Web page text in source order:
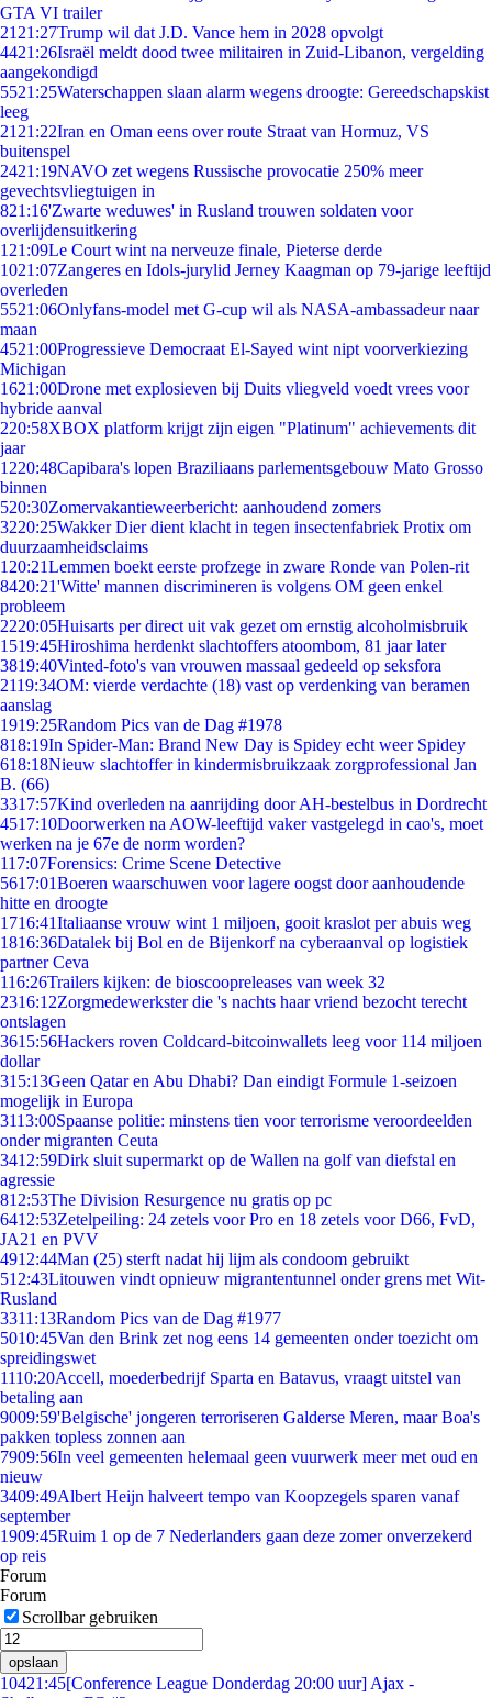
GTA VI trailer
21 21:27Trump wil dat J.D. Vance hem in 2028 opvolgt
4421:26Israël meldt dood twee militairen in Zuid-Libanon, vergelding
aangekondigd
5521:25Waterschappen slaan alarm wegens droogte: Gereedschapskist
leeg
21 21:22Iran en Oman eens over route Straat van Hormuz, VS
buitenspel
2421:19NAVO zet wegens Russische provocatie 250% meer
gevechtsvliegtuigen in
821:16'Zwarte weduwes' in Rusland trouwen soldaten voor
overlijdensuitkering
1 21:09Le Court wint na nerveuze finale, Pieterse derde
1021:07Zangeres en Idols-jurylid Jerney Kaagman op 79-jarige leeftijd
overleden
5521:06Onlyfans-model met G-cup wil als NASA-ambassadeur naar
maan
4521:00Progressieve Democraat El-Sayed wint nipt voorverkiezing
Michigan
1621:00Drone met explosieven bij Duits vliegveld voedt vrees voor
hybride aanval
220:58XBOX platform krijgt zijn eigen "Platinum" achievements dit
jaar
1220:48Capibara's lopen Braziliaans parlementsgebouw Mato Grosso
binnen
520:30Zomervakantieweerbericht: aanhoudend zomers
3220:25Wakker Dier dient klacht in tegen insectenfabriek Protix om
duurzaamheidsclaims
1 20:21Lemmen boekt eerste profzege in zware Ronde van Polen-rit
8420:21'Witte' mannen discrimineren is volgens OM geen enkel
probleem
2220:05Huisarts per direct uit vak gezet om ernstig alcoholmisbruik
1519:45Hiroshima herdenkt slachtoffers atoombom, 81 jaar later
3819:40Vinted-foto's van vrouwen massaal gedeeld op seksfora
2119:34OM: vierde verdachte (18) vast op verdenking van beramen
aanslag
1919:25Random Pics van de Dag #1978
818:19In Spider-Man: Brand New Day is Spidey echt weer Spidey
618:18Nieuw slachtoffer in kindermisbruikzaak zorgprofessional Jan
B. (66)
3317:57Kind overleden na aanrijding door AH-bestelbus in Dordrecht
4517:10Doorwerken na AOW-leeftijd vaker vastgelegd in cao's, moet
werken na je 67e de norm worden?
117:07Forensics: Crime Scene Detective
5617:01Boeren waarschuwen voor lagere oogst door aanhoudende
hitte en droogte
1716:41Italiaanse vrouw wint 1 miljoen, gooit kraslot per abuis weg
1816:36Datalek bij Bol en de Bijenkorf na cyberaanval op logistiek
partner Ceva
116:26Trailers kijken: de bioscoopreleases van week 32
2316:12Zorgmedewerkster die 's nachts haar vriend bezocht terecht
ontslagen
3615:56Hackers roven Coldcard-bitcoinwallets leeg voor 114 miljoen
dollar
315:13Geen Qatar en Abu Dhabi? Dan eindigt Formule 1-seizoen
mogelijk in Europa
3113:00Spaanse politie: minstens tien voor terrorisme veroordeelden
onder migranten Ceuta
3412:59Dirk sluit supermarkt op de Wallen na golf van diefstal en
agressie
812:53The Division Resurgence nu gratis op pc
6412:53Zetelpeiling: 24 zetels voor Pro en 18 zetels voor D66, FvD,
JA21 en PVV
4912:44Man (25) sterft nadat hij lijm als condoom gebruikt
512:43Litouwen vindt opnieuw migrantentunnel onder grens met Wit-
Rusland
3311:13Random Pics van de Dag #1977
5010:45Van den Brink zet nog eens 14 gemeenten onder toezicht om
spreidingswet
1110:20Accell, moederbedrijf Sparta en Batavus, vraagt uitstel van
betaling aan
9009:59'Belgische' jongeren terroriseren Galderse Meren, maar Boa's
pakken topless zonnen aan
7909:56In veel gemeenten helemaal geen vuurwerk meer met oud en
nieuw
3409:49Albert Heijn halveert tempo van Koopzegels sparen vanaf
september
1909:45Ruim 1 op de 7 Nederlanders gaan deze zomer onverzekerd
op reis
Forum
Forum
Scrollbar gebruiken
opslaan
10421:45[Conference League Donderdag 20:00 uur] Ajax -